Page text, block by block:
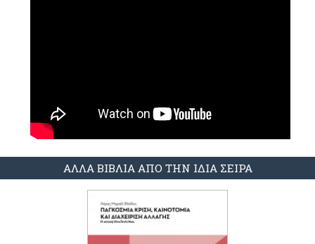
ΑΛΛΑ ΒΙΒΛΙΑ ΑΠΟ ΤΗΝ ΙΔΙΑ ΣΕΙΡΑ